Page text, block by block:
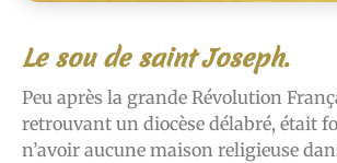
Le sou de saint Joseph.
Peu après la grande Révolution
retrouvant un diocèse délabré, était
n’avoir aucune maison religieuse